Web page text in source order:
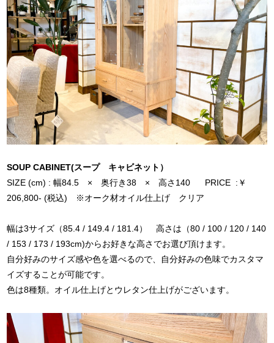
SOUP CABINET(スープ キャビネット）
SIZE (cm) : 幅84.5 × 奥行き38 × 高さ140 PRICE :￥
206,800- (税込) ※オーク材オイル仕上げ クリア
幅は3サイズ（85.4 / 149.4 / 181.4） 高さは（80 / 100 / 120 / 140
/ 153 / 173 / 193cm)からお好きな高さでお選び頂けます。
自分好みのサイズ感や色を選べるので、自分好みの色味でカスタマ
イズすることが可能です。
色は8種類。オイル仕上げとウレタン仕上げがございます。